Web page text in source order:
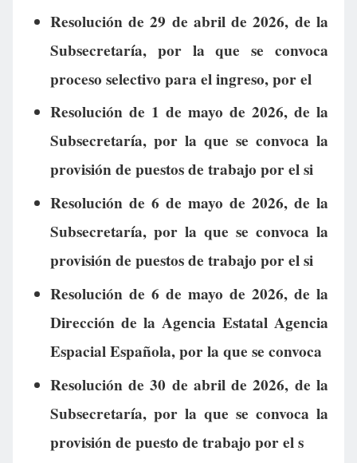
Resolución de 29 de abril de 2026, de la
Subsecretaría, por la que se convoca
proceso selectivo para el ingreso, por el
Resolución de 1 de mayo de 2026, de la
Subsecretaría, por la que se convoca la
provisión de puestos de trabajo por el si
Resolución de 6 de mayo de 2026, de la
Subsecretaría, por la que se convoca la
provisión de puestos de trabajo por el si
Resolución de 6 de mayo de 2026, de la
Dirección de la Agencia Estatal Agencia
Espacial Española, por la que se convoca
Resolución de 30 de abril de 2026, de la
Subsecretaría, por la que se convoca la
provisión de puesto de trabajo por el s